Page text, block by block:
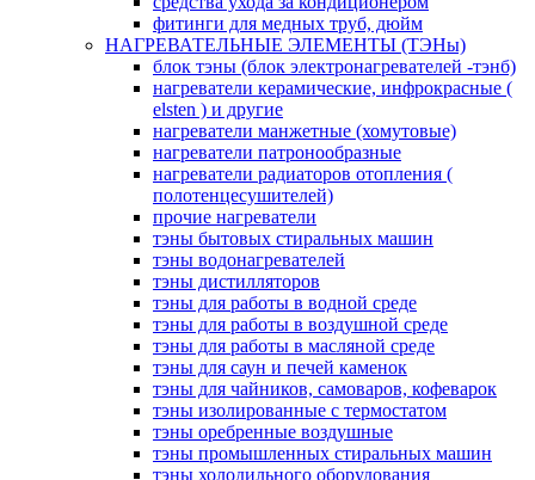
фитинги для медных труб, дюйм
НАГРЕВАТЕЛЬНЫЕ ЭЛЕМЕНТЫ (ТЭНы)
блок тэны (блок электронагревателей -тэнб)
нагреватели керамические, инфрокрасные (
elsten ) и другие
нагреватели манжетные (хомутовые)
нагреватели патронообразные
нагреватели радиаторов отопления (
полотенцесушителей)
прочие нагреватели
тэны бытовых стиральных машин
тэны водонагревателей
тэны дистилляторов
тэны для работы в водной среде
тэны для работы в воздушной среде
тэны для работы в масляной среде
тэны для саун и печей каменок
тэны для чайников, самоваров, кофеварок
тэны изолированные с термостатом
тэны оребренные воздушные
тэны промышленных стиральных машин
тэны холодильного оборудования